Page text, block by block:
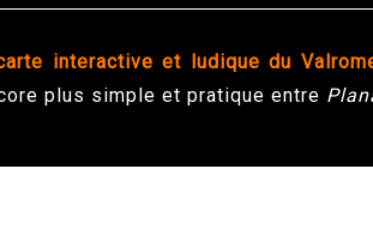
interactive et ludique du
plus simple et pratique entre